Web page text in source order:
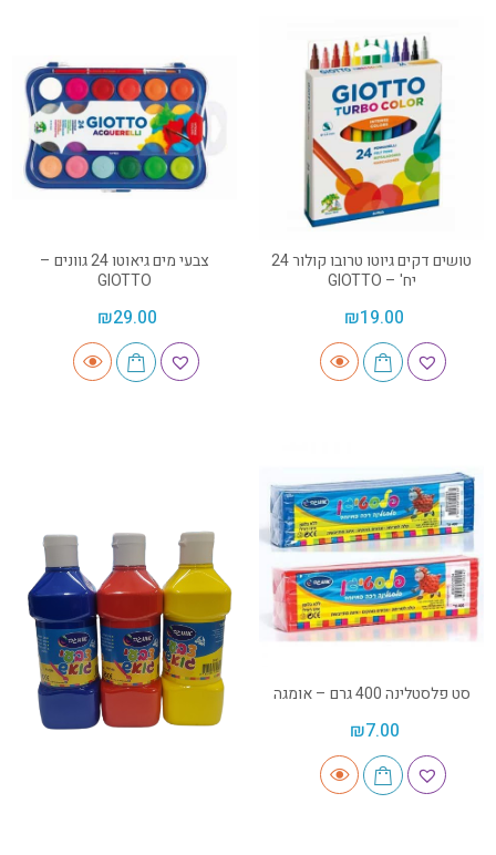
טושים דקים גיוטו טרובו קולור 24
יח' – GIOTTO
₪19.00
צבעי מים גיאוטו 24 גוונים –
GIOTTO
₪29.00
סט פלסטלינה 400 גרם – אומגה
₪7.00